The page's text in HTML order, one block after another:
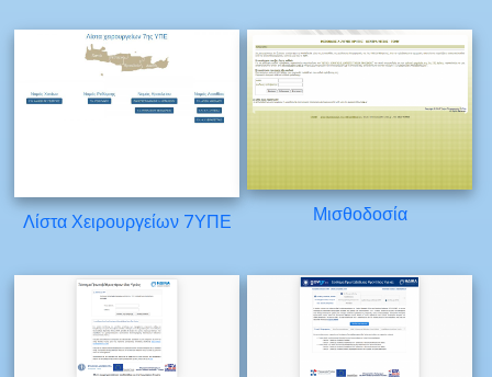
Λίστα Χειρουργείων 7ΥΠΕ Μισθοδοσία